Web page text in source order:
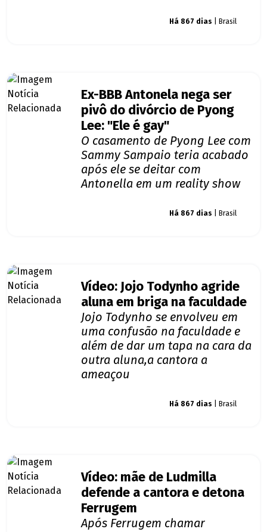
Há 867 dias | Brasil
Ex-BBB Antonela nega ser
pivô do divórcio de Pyong
Lee: "Ele é gay"
O casamento de Pyong Lee com
Sammy Sampaio teria acabado
após ele se deitar com
Antonella em um reality show
Há 867 dias | Brasil
Vídeo: Jojo Todynho agride
aluna em briga na faculdade
Jojo Todynho se envolveu em
uma confusão na faculdade e
além de dar um tapa na cara da
outra aluna,a cantora a
ameaçou
Há 867 dias | Brasil
Vídeo: mãe de Ludmilla
defende a cantora e detona
Ferrugem
Após Ferrugem chamar